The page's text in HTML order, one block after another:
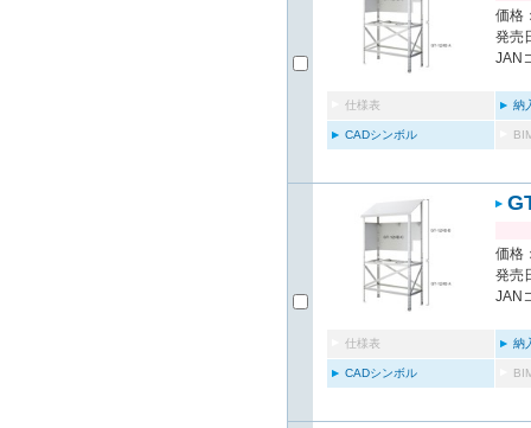
価格
発売
JAN
仕様表 納
CADシンボル
価格
発売
JAN
仕様表 納
CADシンボル